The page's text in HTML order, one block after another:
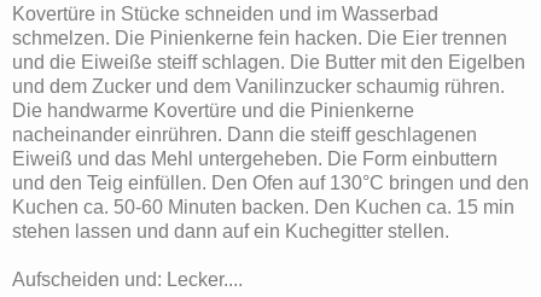
Kovertüre in Stücke schneiden und im Wasserbad
schmelzen. Die Pinienkerne fein hacken. Die Eier trennen
und die Eiweiße steiff schlagen. Die Butter mit den Eigelben
und dem Zucker und dem Vanilinzucker schaumig rühren.
Die handwarme Kovertüre und die Pinienkerne
nacheinander einrühren. Dann die steiff geschlagenen
Eiweiß und das Mehl untergeheben. Die Form einbuttern
und den Teig einfüllen. Den Ofen auf 130°C bringen und den
Kuchen ca. 50-60 Minuten backen. Den Kuchen ca. 15 min
stehen lassen und dann auf ein Kuchegitter stellen.
Aufscheiden und: Lecker....